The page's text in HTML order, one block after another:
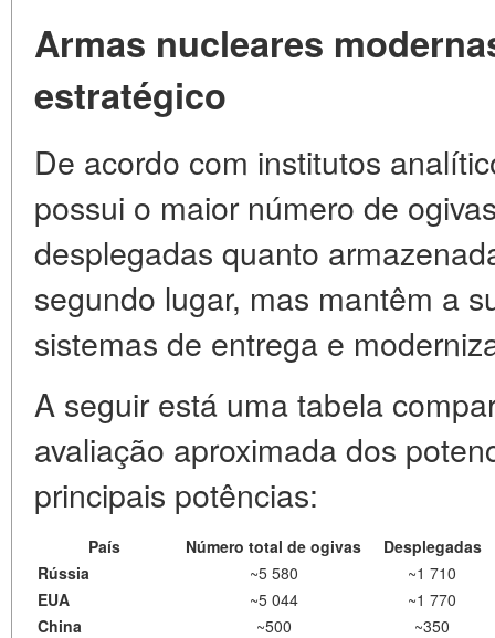
Armas nucleares
estratégico
De acordo com institutos
possui o maior número de
desplegadas quanto
segundo lugar, mas mantêm a
sistemas de entrega e
A seguir está uma tabela
avaliação aproximada dos
principais potências:
País Número total de ogivas
Desplegadas
Rússia
~5 580
~1 710
EUA
~5 044
~1 770
China
~500
~350